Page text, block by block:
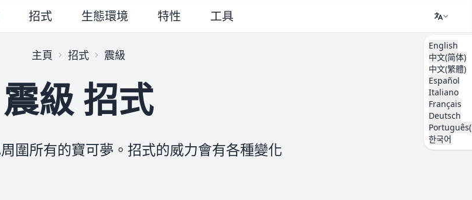
招式 生態環境 特性 工具
English
中文(简体)
中文(繁體)
Español
Italiano
Français
Deutsch
한국어
主頁 招式 震級
震級 招式
圍所有的寶可夢。招式的威力會有各種變化